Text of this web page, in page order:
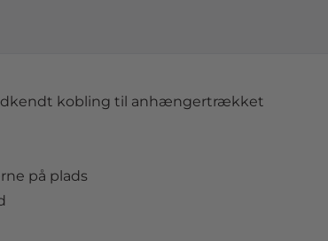
kobling til anhængertrækket
på plads